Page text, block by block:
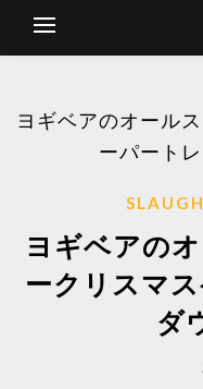
ヨギベアのオール
ーパート
ヨギベアの
ークリスマ
ダ